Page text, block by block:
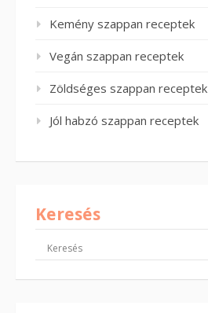
Kemény szappan receptek
Vegán szappan receptek
Zöldséges szappan receptek
Jól habzó szappan receptek
Keresés